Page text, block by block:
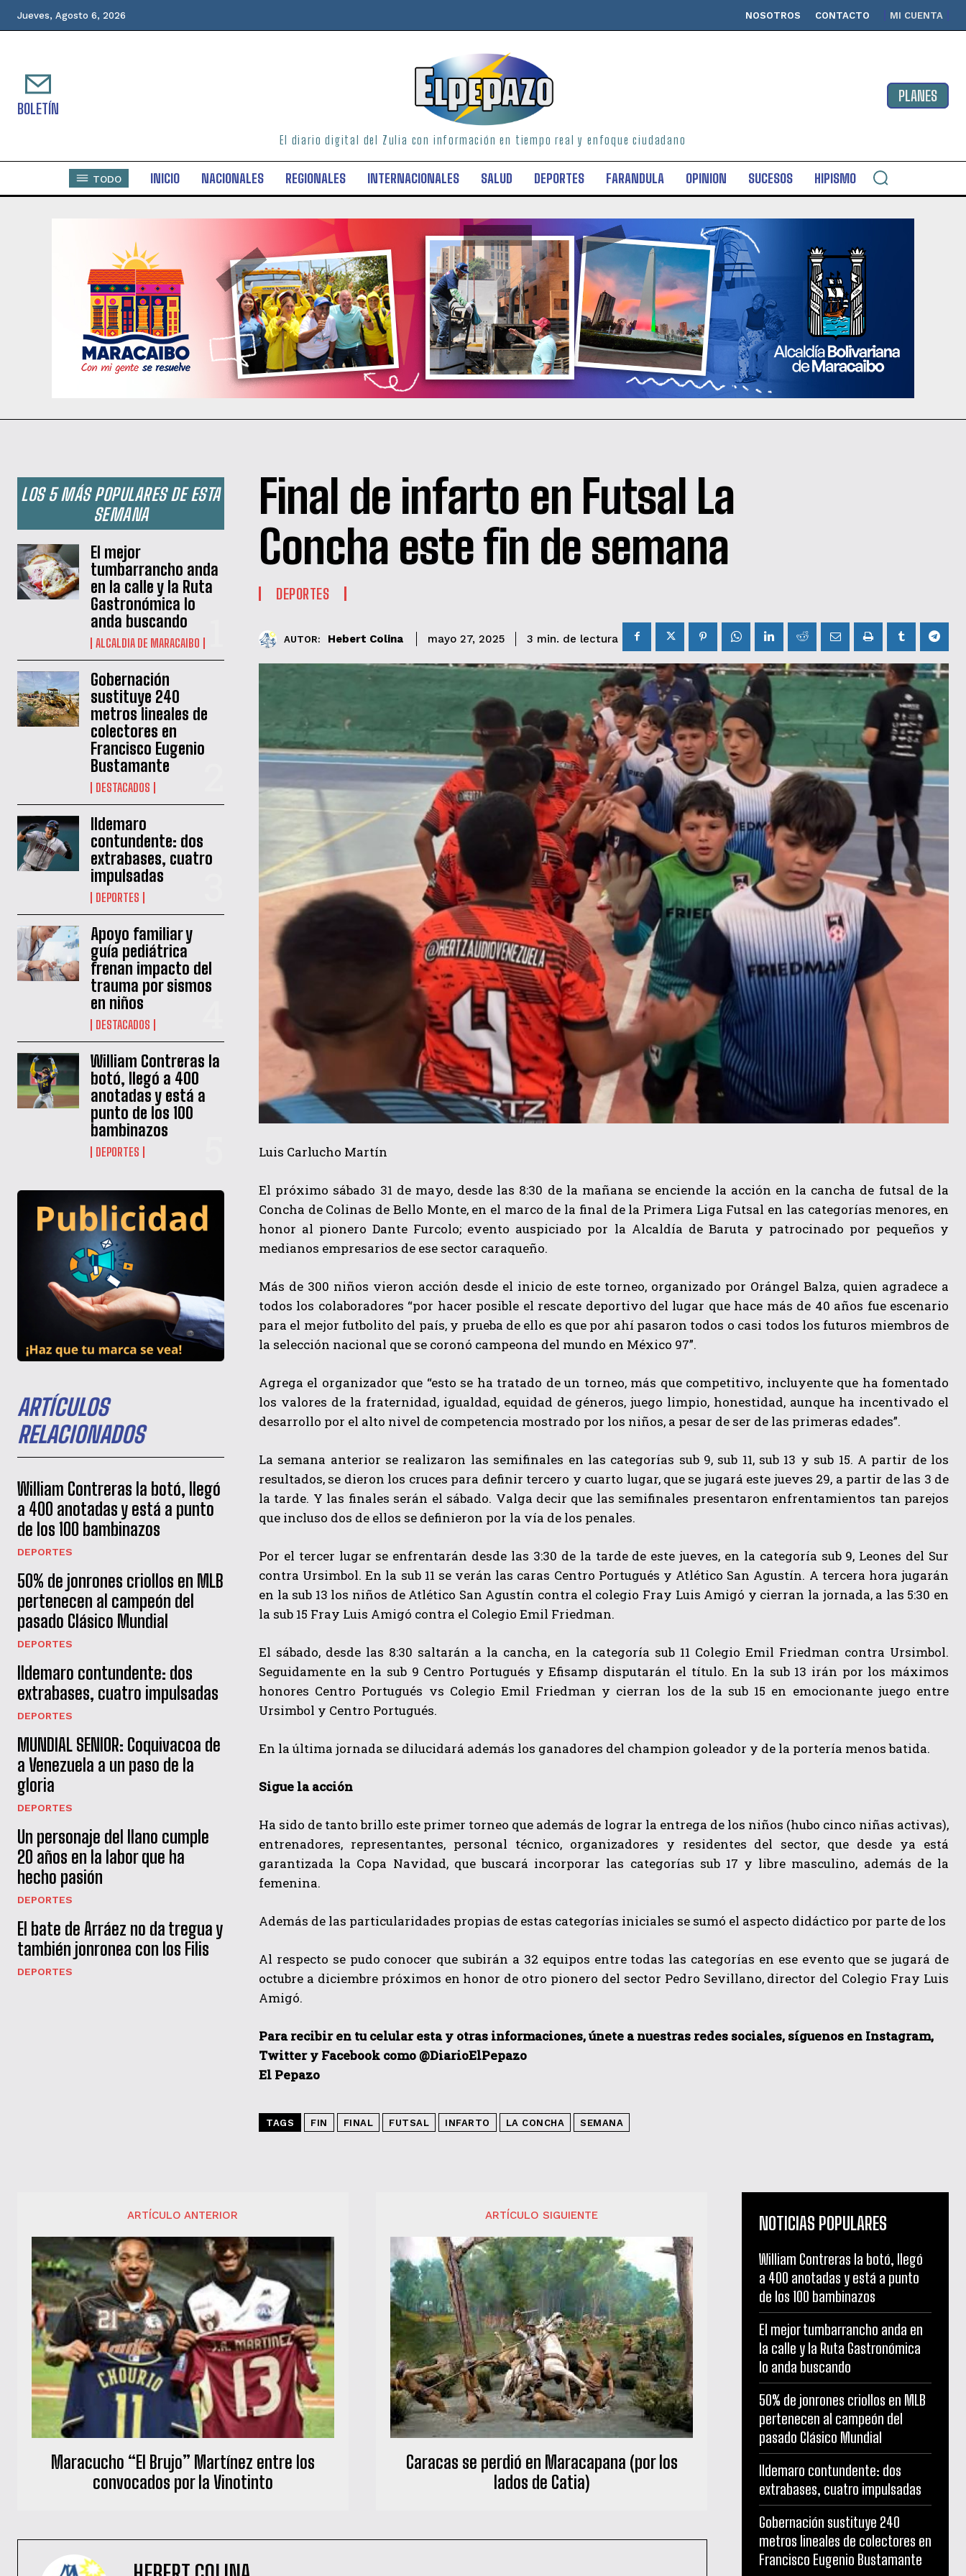
He leído y acepto las Política de privacidad
Jueves, Agosto 6, 2026 NOSOTROS CONTACTO MI CUENTA
BOLETÍN
El diario digital del Zulia con información en tiempo real y enfoque ciudadano
PLANES
TODO INICIO NACIONALES REGIONALES INTERNACIONALES SALUD DEPORTES FARANDULA OPINION SUCESOS HIPISMO
LOS 5 MÁS POPULARES DE ESTA
SEMANA
El mejor
tumbarrancho anda
en la calle y la Ruta
Gastronómica lo
anda buscando
ALCALDIA DE MARACAIBO
Gobernación
sustituye 240
metros lineales de
colectores en
Francisco Eugenio
Bustamante
DESTACADOS
Ildemaro
contundente: dos
extrabases, cuatro
impulsadas
DEPORTES
Apoyo familiar y
guía pediátrica
frenan impacto del
trauma por sismos
en niños
DESTACADOS
William Contreras la
botó, llegó a 400
anotadas y está a
punto de los 100
bambinazos
DEPORTES
ARTÍCULOS
RELACIONADOS
William Contreras la botó, llegó
a 400 anotadas y está a punto
de los 100 bambinazos
DEPORTES
50% de jonrones criollos en MLB
pertenecen al campeón del
pasado Clásico Mundial
DEPORTES
Ildemaro contundente: dos
extrabases, cuatro impulsadas
DEPORTES
MUNDIAL SENIOR: Coquivacoa de
a Venezuela a un paso de la
gloria
DEPORTES
Un personaje del llano cumple
20 años en la labor que ha
hecho pasión
DEPORTES
El bate de Arráez no da tregua y
también jonronea con los Filis
DEPORTES
Final de infarto en Futsal La
Concha este fin de semana
DEPORTES
AUTOR: Hebert Colina mayo 27, 2025 3 min. de lectura
Luis Carlucho Martín
El próximo sábado 31 de mayo, desde las 8:30 de la mañana se enciende la acción en la cancha de futsal de la
Concha de Colinas de Bello Monte, en el marco de la final de la Primera Liga Futsal en las categorías menores, en
honor al pionero Dante Furcolo; evento auspiciado por la Alcaldía de Baruta y patrocinado por pequeños y
medianos empresarios de ese sector caraqueño.
Más de 300 niños vieron acción desde el inicio de este torneo, organizado por Orángel Balza, quien agradece a
todos los colaboradores “por hacer posible el rescate deportivo del lugar que hace más de 40 años fue escenario
para el mejor futbolito del país, y prueba de ello es que por ahí pasaron todos o casi todos los futuros miembros de
la selección nacional que se coronó campeona del mundo en México 97”.
Agrega el organizador que “esto se ha tratado de un torneo, más que competitivo, incluyente que ha fomentado
los valores de la fraternidad, igualdad, equidad de géneros, juego limpio, honestidad, aunque ha incentivado el
desarrollo por el alto nivel de competencia mostrado por los niños, a pesar de ser de las primeras edades”.
La semana anterior se realizaron las semifinales en las categorías sub 9, sub 11, sub 13 y sub 15. A partir de los
resultados, se dieron los cruces para definir tercero y cuarto lugar, que se jugará este jueves 29, a partir de las 3 de
la tarde. Y las finales serán el sábado. Valga decir que las semifinales presentaron enfrentamientos tan parejos
que incluso dos de ellos se definieron por la vía de los penales.
Por el tercer lugar se enfrentarán desde las 3:30 de la tarde de este jueves, en la categoría sub 9, Leones del Sur
contra Ursimbol. En la sub 11 se verán las caras Centro Portugués y Atlético San Agustín. A tercera hora jugarán
en la sub 13 los niños de Atlético San Agustín contra el colegio Fray Luis Amigó y cierran la jornada, a las 5:30 en
la sub 15 Fray Luis Amigó contra el Colegio Emil Friedman.
El sábado, desde las 8:30 saltarán a la cancha, en la categoría sub 11 Colegio Emil Friedman contra Ursimbol.
Seguidamente en la sub 9 Centro Portugués y Efisamp disputarán el título. En la sub 13 irán por los máximos
honores Centro Portugués vs Colegio Emil Friedman y cierran los de la sub 15 en emocionante juego entre
Ursimbol y Centro Portugués.
En la última jornada se dilucidará además los ganadores del champion goleador y de la portería menos batida.
Sigue la acción
Ha sido de tanto brillo este primer torneo que además de lograr la entrega de los niños (hubo cinco niñas activas),
entrenadores, representantes, personal técnico, organizadores y residentes del sector, que desde ya está
garantizada la Copa Navidad, que buscará incorporar las categorías sub 17 y libre masculino, además de la
femenina.
Además de las particularidades propias de estas categorías iniciales se sumó el aspecto didáctico por parte de los
Al respecto se pudo conocer que subirán a 32 equipos entre todas las categorías en ese evento que se jugará de
octubre a diciembre próximos en honor de otro pionero del sector Pedro Sevillano, director del Colegio Fray Luis
Amigó.
Para recibir en tu celular esta y otras informaciones, únete a nuestras redes sociales, síguenos en Instagram,
Twitter y Facebook como @DiarioElPepazo
El Pepazo
TAGS FIN FINAL FUTSAL INFARTO LA CONCHA SEMANA
ARTÍCULO ANTERIOR
Maracucho “El Brujo” Martínez entre los
convocados por la Vinotinto
ARTÍCULO SIGUIENTE
Caracas se perdió en Maracapana (por los
lados de Catia)
NOTICIAS POPULARES
William Contreras la botó, llegó
a 400 anotadas y está a punto
de los 100 bambinazos
El mejor tumbarrancho anda en
la calle y la Ruta Gastronómica
lo anda buscando
50% de jonrones criollos en MLB
pertenecen al campeón del
pasado Clásico Mundial
Ildemaro contundente: dos
extrabases, cuatro impulsadas
Gobernación sustituye 240
metros lineales de colectores en
Francisco Eugenio Bustamante